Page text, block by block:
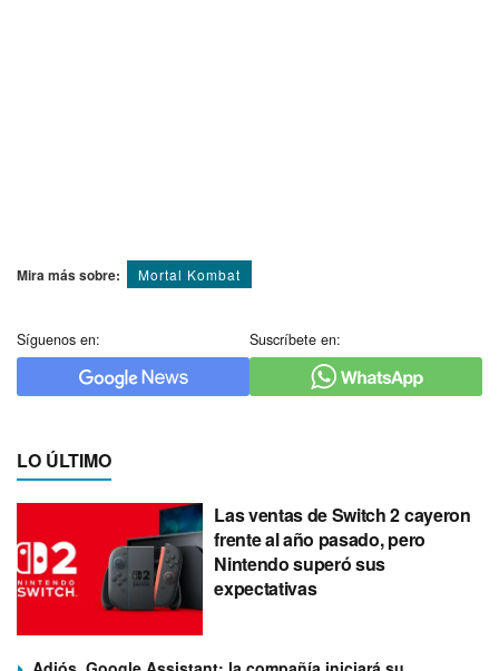
Mira más sobre: Mortal Kombat
Síguenos en: Suscríbete en:
LO ÚLTIMO
Las ventas de Switch 2 cayeron
frente al año pasado, pero
Nintendo superó sus
expectativas